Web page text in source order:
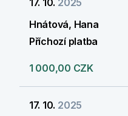
17. 10. 2025
Hnátová, Hana
Příchozí platba
1 000,00 CZK
17. 10. 2025